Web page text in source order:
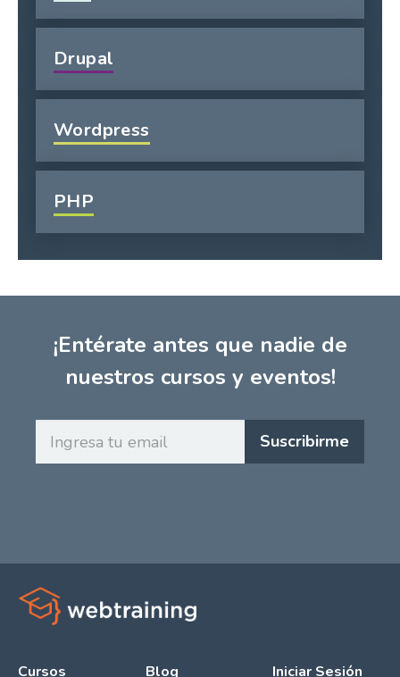
Drupal
Wordpress
PHP
¡Entérate antes que nadie de
nuestros cursos y eventos!
tu
Suscribirme
Cursos Blog Iniciar Sesión